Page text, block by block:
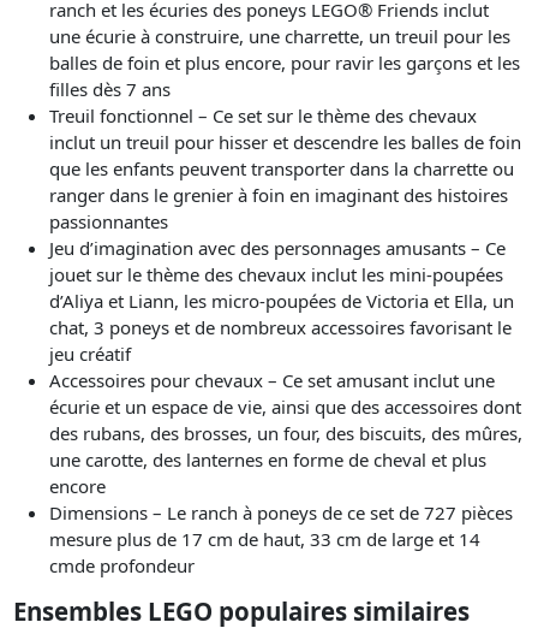
ranch et les écuries des poneys LEGO® Friends inclut
une écurie à construire, une charrette, un treuil pour les
balles de foin et plus encore, pour ravir les garçons et les
filles dès 7 ans
Treuil fonctionnel – Ce set sur le thème des chevaux
inclut un treuil pour hisser et descendre les balles de foin
que les enfants peuvent transporter dans la charrette ou
ranger dans le grenier à foin en imaginant des histoires
passionnantes
Jeu d’imagination avec des personnages amusants – Ce
jouet sur le thème des chevaux inclut les mini-poupées
d’Aliya et Liann, les micro-poupées de Victoria et Ella, un
chat, 3 poneys et de nombreux accessoires favorisant le
jeu créatif
Accessoires pour chevaux – Ce set amusant inclut une
écurie et un espace de vie, ainsi que des accessoires dont
des rubans, des brosses, un four, des biscuits, des mûres,
une carotte, des lanternes en forme de cheval et plus
encore
Dimensions – Le ranch à poneys de ce set de 727 pièces
mesure plus de 17 cm de haut, 33 cm de large et 14
cmde profondeur
Ensembles LEGO populaires similaires